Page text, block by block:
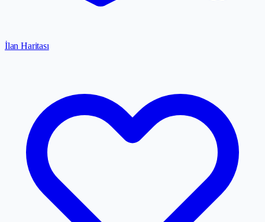
İlan Haritası